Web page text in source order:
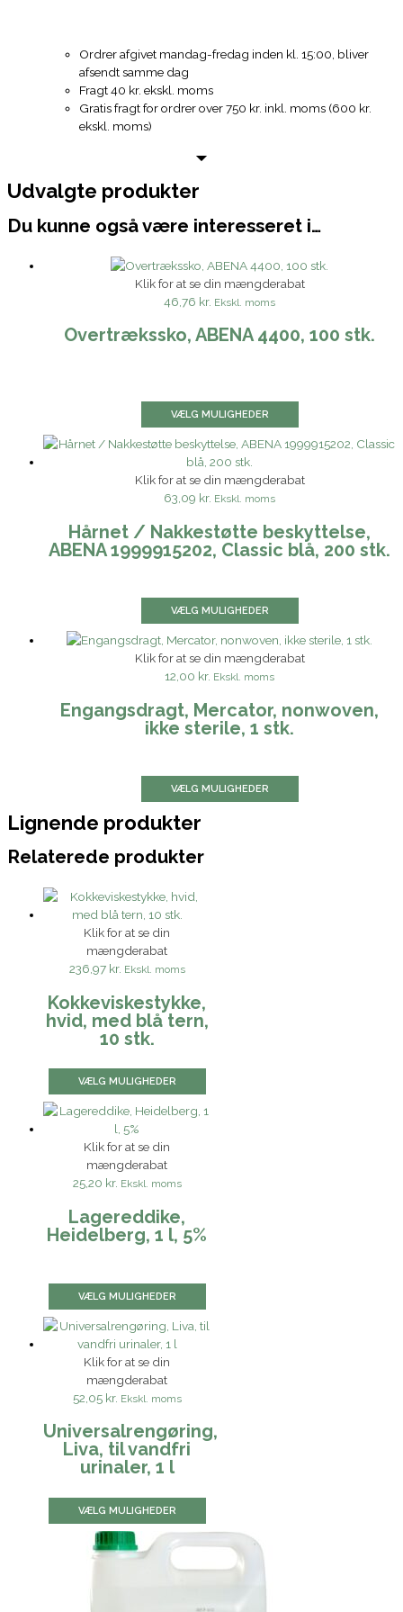
Ordrer afgivet mandag-fredag inden kl. 15:00, bliver
afsendt samme dag
Fragt 40 kr. ekskl. moms
Gratis fragt for ordrer over 750 kr. inkl. moms (600 kr.
ekskl. moms)
Udvalgte produkter
Du kunne også være interesseret i…
Klik for at se din mængderabat
46,76 kr. Ekskl. moms
Overtrækssko, ABENA 4400, 100 stk.
VÆLG MULIGHEDER
Klik for at se din mængderabat
63,09 kr. Ekskl. moms
Hårnet / Nakkestøtte beskyttelse,
ABENA 1999915202, Classic blå, 200 stk.
VÆLG MULIGHEDER
Klik for at se din mængderabat
12,00 kr. Ekskl. moms
Engangsdragt, Mercator, nonwoven,
ikke sterile, 1 stk.
VÆLG MULIGHEDER
Lignende produkter
Relaterede produkter
Klik for at se din
mængderabat
236,97 kr. Ekskl. moms
Kokkeviskestykke,
hvid, med blå tern,
10 stk.
VÆLG MULIGHEDER
Klik for at se din
mængderabat
25,20 kr. Ekskl. moms
Lagereddike,
Heidelberg, 1 l, 5%
VÆLG MULIGHEDER
Klik for at se din
mængderabat
52,05 kr. Ekskl. moms
Universalrengøring,
Liva, til vandfri
urinaler, 1 l
VÆLG MULIGHEDER